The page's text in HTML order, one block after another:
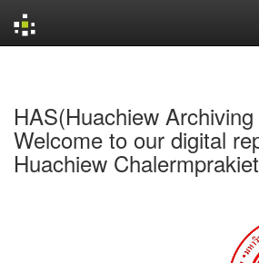
HAS(Huachiew
Welcome to our digital
Huachiew